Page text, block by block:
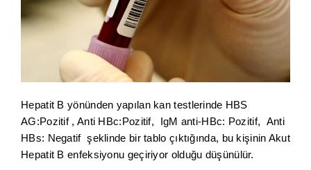
Hepatit B yönünden yapılan kan testlerinde HBS
AG:Pozitif , Anti HBc:Pozitif, IgM anti-HBc: Pozitif, Anti
HBs: Negatif şeklinde bir tablo çıktığında, bu kişinin Akut
Hepatit B enfeksiyonu geçiriyor olduğu düşünülür.